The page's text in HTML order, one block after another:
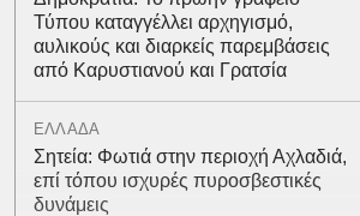
Τύπου καταγγέλλει αρχηγισμό,
αυλικούς και διαρκείς παρεμβάσεις
από Καρυστιανού και Γρατσία
ΕΛΛΑΔΑ
Σητεία: Φωτιά στην περιοχή Αχλαδιά,
επί τόπου ισχυρές πυροσβεστικές
δυνάμεις